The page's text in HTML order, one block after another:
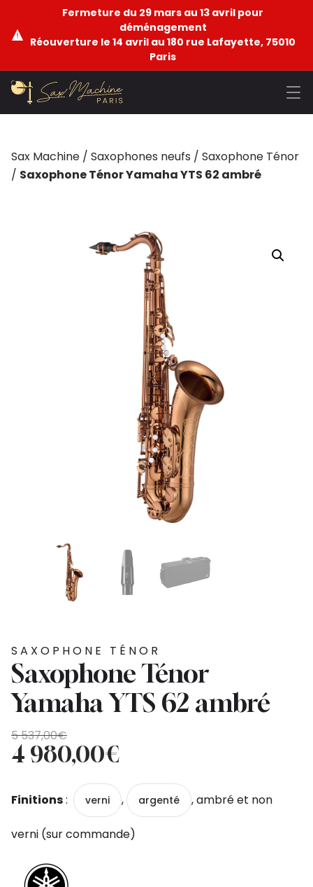
Fermeture du 29 mars au 13 avril pour
déménagement
Réouverture le 14 avril au 180 rue Lafayette, 75010
Paris
Sax Machine / Saxophones neufs / Saxophone Ténor
/ Saxophone Ténor Yamaha YTS 62 ambré
SAXOPHONE TÉNOR
Saxophone Ténor
Yamaha YTS 62 ambré
5 537,00€
Le
prix
initial
5
537,00€.
4 980,00€
Le
prix
actuel
4
980,00€.
Finitions: verni , argenté , ambré et non
verni (sur commande)